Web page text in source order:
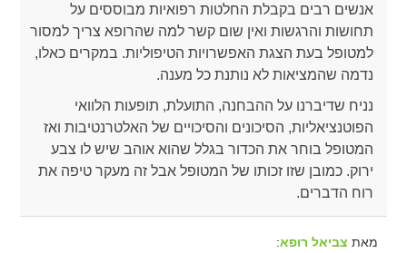
אנשים רבים בקבלת החלטות רפואיות מבוססים על
תחושות והרגשות ואין שום קשר למה שהרופא צריך למסור
למטופל בעת הצגת האפשרויות הטיפוליות. במקרים כאלו,
נדמה שהמציאות לא נותנת כל מענה.
נניח שדיברנו על ההבחנה, התועלת, תופעות הלוואי
הפוטנציאליות, הסיכונים והסיכויים של האלטרנטיבות ואז
המטופל בוחר את הכדור בגלל שהוא אוהב שיש לו צבע
ירוק. כמובן שזו זכותו של המטופל אבל זה מעקר טיפה את
רוח הדברים.
מאת צביאל רופא: